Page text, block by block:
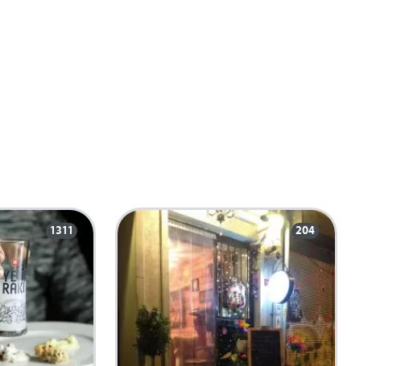
1311 204